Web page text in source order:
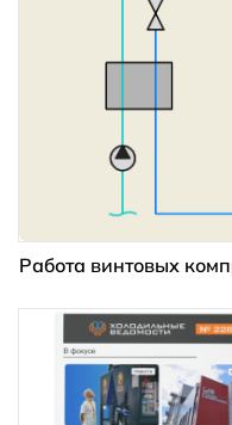
Работа винтовых